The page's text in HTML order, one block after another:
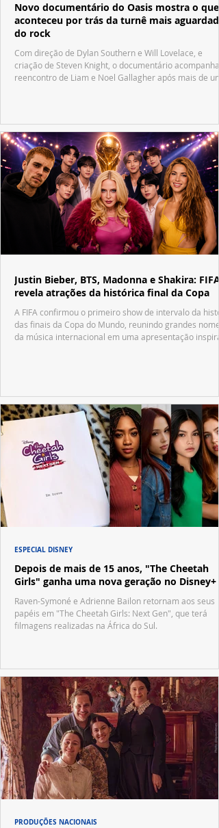
Novo documentário do Oasis mostra o que
aconteceu por trás da turnê mais aguardada
do rock
Com direção de Dylan Southern e Will Lovelace, e
criação de Steven Knight, o documentário acompanha
reencontro de Liam e Noel Gallagher após mais de
Justin Bieber, BTS, Madonna e Shakira: FIFA
revela atrações da histórica final da Copa
A FIFA confirmou o primeiro show de intervalo da
das finais da Copa do Mundo, reunindo grandes nomes
da música internacional em uma apresentação
Depois de mais de 15 anos, "The Cheetah
Girls" ganha uma nova geração no Disney+
Raven-Symoné e Adrienne Bailon retornam aos seus
papéis em "The Cheetah Girls: Next Gen", que terá
filmagens realizadas na África do Sul.
ESPECIAL DISNEY
PRODUÇÕES NACIONAIS